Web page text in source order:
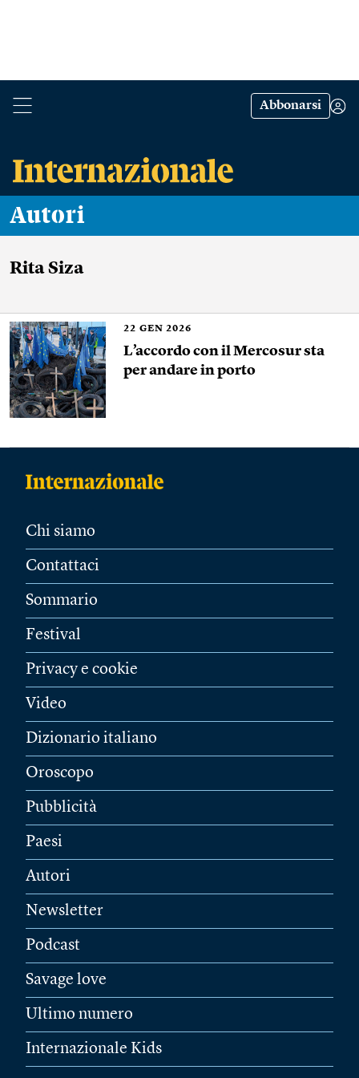
Abbonarsi
Autori
Rita Siza
22 GEN 2026
L’accordo con il Mercosur sta
per andare in porto
Chi siamo
Contattaci
Sommario
Festival
Privacy e cookie
Video
Dizionario italiano
Oroscopo
Pubblicità
Paesi
Autori
Newsletter
Podcast
Savage love
Ultimo numero
Internazionale Kids